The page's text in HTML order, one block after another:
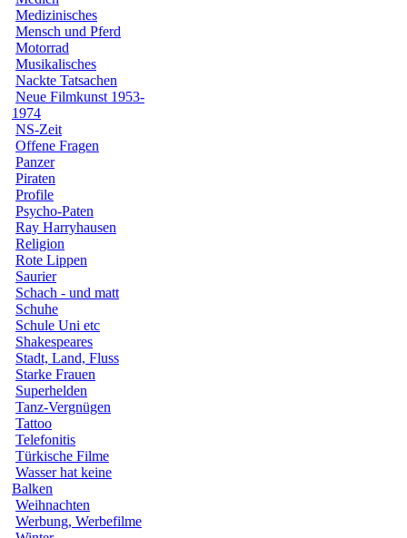
Medizinisches
Mensch und Pferd
Motorrad
Musikalisches
Nackte Tatsachen
Neue Filmkunst 1953-
1974
NS-Zeit
Offene Fragen
Panzer
Piraten
Profile
Psycho-Paten
Ray Harryhausen
Religion
Rote Lippen
Saurier
Schach - und matt
Schuhe
Schule Uni etc
Shakespeares
Stadt, Land, Fluss
Starke Frauen
Superhelden
Tanz-Vergnügen
Tattoo
Telefonitis
Türkische Filme
Wasser hat keine
Balken
Weihnachten
Werbung, Werbefilme